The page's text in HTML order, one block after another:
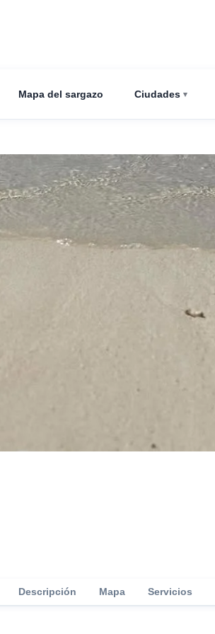
Mapa del sargazo Ciudades
Descripción Mapa Servicios